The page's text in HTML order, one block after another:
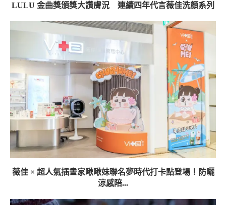
LULU 金曲獎頒獎大讚膚況 連續四年代言薇佳洗顏系列
薇佳 × 超人氣插畫家啾啾妹聯名夢時代打卡點登場！防曬
涼感陪...